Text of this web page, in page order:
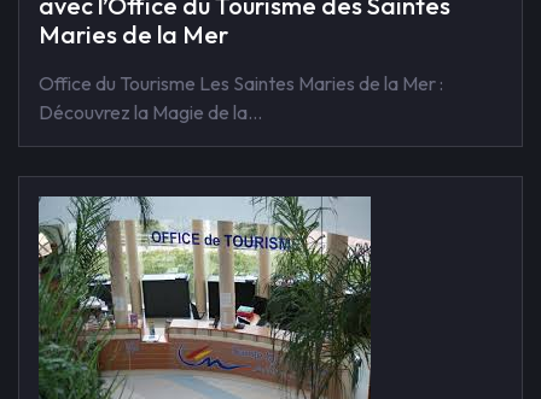
Maries de la Mer
Office du Tourisme Les Saintes Maries de la Mer :
Découvrez la Magie de la…